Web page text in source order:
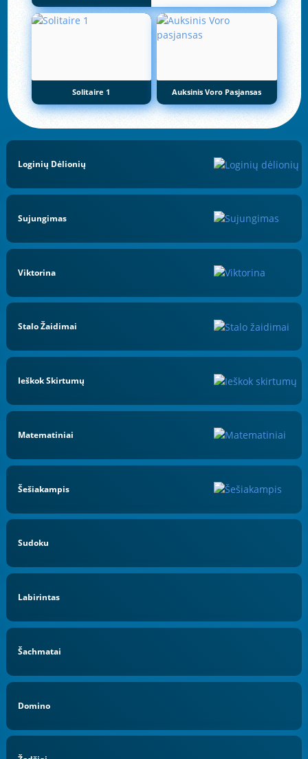
Solitaire 1 Auksinis Voro Pasjansas
Loginių Dėlionių
Sujungimas
Viktorina
Stalo Žaidimai
Ieškok Skirtumų
Matematiniai
Šešiakampis
Sudoku
Labirintas
Šachmatai
Domino